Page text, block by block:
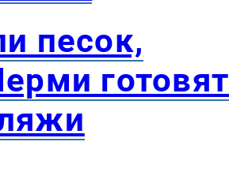
песок,
готовят